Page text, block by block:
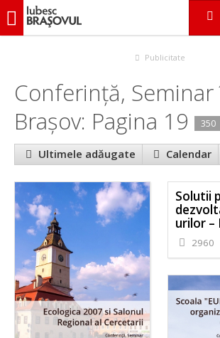
iubescbraşovul.ro
Publicitate
Conferinţă, Seminar
Braşov: Pagina 19 350
Ultimele adăugate Calendar
Solutii
urilor –
2960